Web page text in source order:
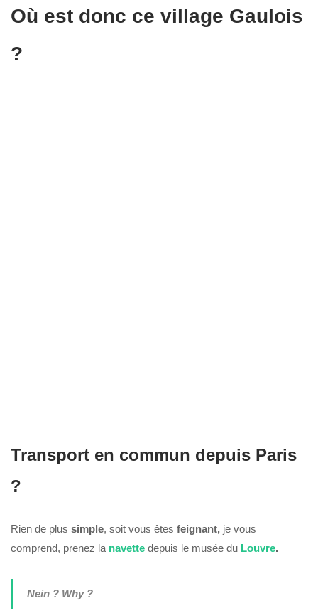
Où est donc ce village Gaulois
?
Transport en commun depuis Paris
?
Rien de plus simple, soit vous êtes feignant, je vous
comprend, prenez la navette depuis le musée du Louvre.
Nein ? Why ?